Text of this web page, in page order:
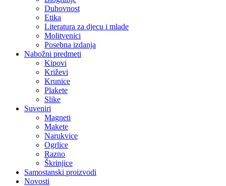
Duhovnost
Etika
Literatura za djecu i mlade
Molitvenici
Posebna izdanja
Nabožni predmeti
Kipovi
Križevi
Krunice
Plakete
Slike
Suveniri
Magneti
Makete
Narukvice
Ogrlice
Razno
Škrinjice
Samostanski proizvodi
Novosti